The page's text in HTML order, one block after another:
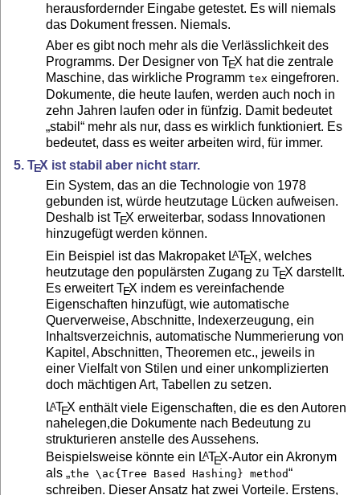
herausfordernder Eingabe getestet. Es will niemals
das Dokument fressen. Niemals.
Aber es gibt noch mehr als die Verlässlichkeit des
Programms. Der Designer vonTEX hat die zentrale
Maschine, das wirkliche Programmtex eingefroren.
Dokumente, die heute laufen, werden auch noch in
zehn Jahren laufen oder in fünfzig. Damit bedeutet
„stabil“ mehr als nur, dass es wirklich funktioniert. Es
bedeutet, dass es weiter arbeiten wird, für immer.
5.TEX ist stabil aber nicht starr.
Ein System, das an die Technologie von 1978
gebunden ist, würde heutzutage Lücken aufweisen.
Deshalb istTEX erweiterbar, sodass Innovationen
hinzugefügt werden können.
Ein Beispiel ist das Makropaket LATEX, welches
heutzutage den populärsten Zugang zuTEX darstellt.
Es erweitertTEX indem es vereinfachende
Eigenschaften hinzufügt, wie automatische
Querverweise, Abschnitte, Indexerzeugung, ein
Inhaltsverzeichnis, automatische Nummerierung von
Kapitel, Abschnitten, Theoremen etc., jeweils in
einer Vielfalt von Stilen und einer unkomplizierten
doch mächtigen Art, Tabellen zu setzen.
LATEX enthält viele Eigenschaften, die es den Autoren
nahelegen,die Dokumente nach Bedeutung zu
strukturieren anstelle des Aussehens.
Beispielsweise könnte ein LATEX-Autor ein Akronym
als „the \ac{Tree Based Hashing} method“
schreiben. Dieser Ansatz hat zwei Vorteile. Erstens,